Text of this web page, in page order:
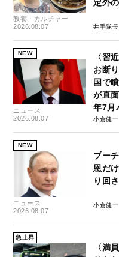
教養・カルチャー
2026.08.07
定外
井手隊長
NEW
ニュース
2026.08.07
〈習
お断
国で
が直
年7月
小倉健一
NEW
ニュース
2026.08.07
プー
恩だ
り回
小倉健一
急上昇
〈満